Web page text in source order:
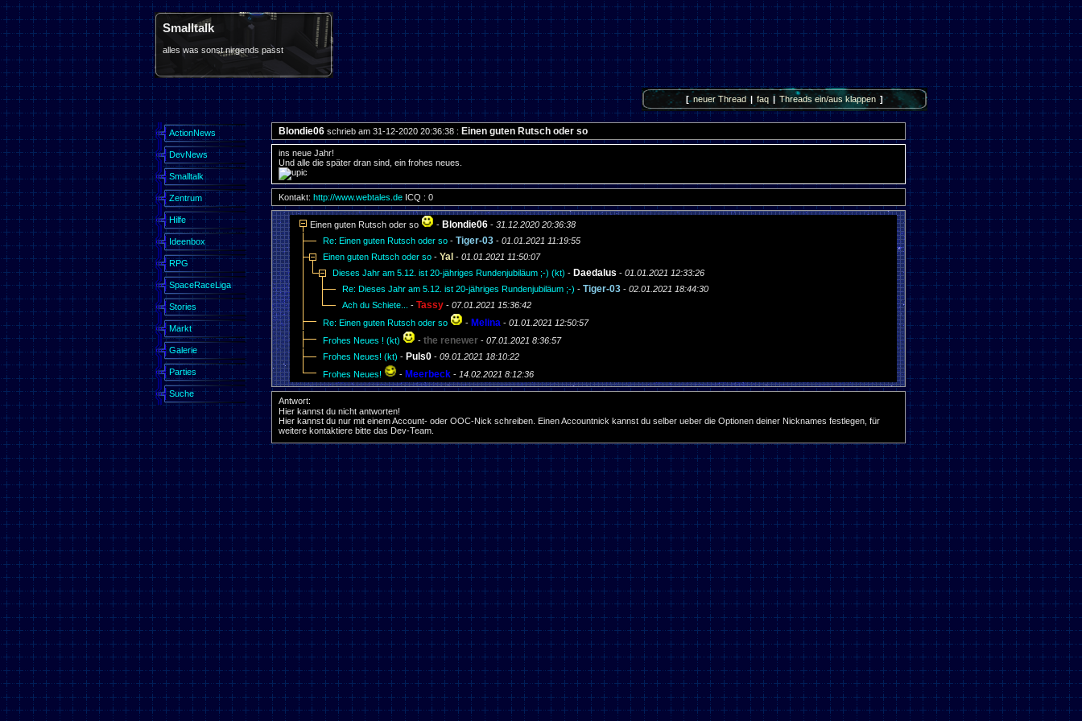
Smalltalk
alles was sonst nirgends passt
[ neuer Thread | faq | Threads ein/aus klappen ]
ActionNews
DevNews
Smalltalk
Zentrum
Hilfe
Ideenbox
RPG
SpaceRaceLiga
Stories
Markt
Galerie
Parties
Suche
Blondie06schrieb am 31-12-2020 20:36:38 : Einen guten Rutsch oder so
ins neue Jahr!
Und alle die später dran sind, ein frohes neues.
Kontakt: http://www.webtales.deICQ : 0
Einen guten Rutsch oder so - Blondie06- 31.12.2020 20:36:38
Re: Einen guten Rutsch oder so - Tiger-03- 01.01.2021 11:19:55
Einen guten Rutsch oder so - Yal - 01.01.2021 11:50:07
Dieses Jahr am 5.12. ist 20-jähriges Rundenjubiläum ;-) (kt) - Daedalus - 01.01.2021 12:33:26
Re: Dieses Jahr am 5.12. ist 20-jähriges Rundenjubiläum ;-) - Tiger-03- 02.01.2021 18:44:30
Ach du Schiete...
- Tassy- 07.01.2021 15:36:42
Re: Einen guten Rutsch oder so
- Melina - 01.01.2021 12:50:57
Frohes Neues ! (kt)
- the renewer- 07.01.2021 8:36:57
Frohes Neues! (kt) - Puls0- 09.01.2021 18:10:22
Frohes Neues!
- Meerbeck- 14.02.2021 8:12:36
Antwort:
Hier kannst du nicht antworten!
Hier kannst du nur mit einem Account- oder OOC-Nick schreiben. Einen Accountnick kannst du selber ueber die Optionen deiner Nicknames festlegen, für
weitere kontaktiere bitte das Dev-Team.